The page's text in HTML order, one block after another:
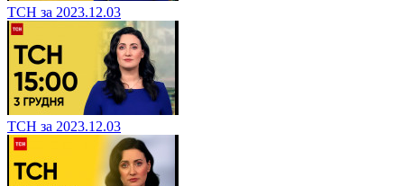
ТСН за 2023.12.03
ТСН за 2023.12.03